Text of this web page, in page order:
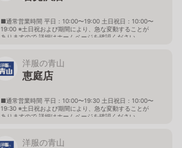
■通常営業時間 平日：10:00〜19:00 土日祝日：10:00〜
19:00 ※土日祝および期間により、急な変動することが
ありますので 詳細はホームページを確認ください
洋服の青山
恵庭店
■通常営業時間 平日：10:00〜19:30 土日祝日：10:00〜
19:30 ※土日祝および期間により、急な変動することが
ありますので 詳細はホームページを確認ください
洋服の青山